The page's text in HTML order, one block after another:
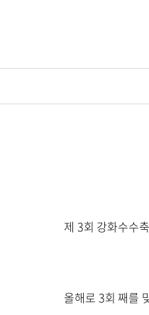
제 3회 강화수수
올해로 3회 째를